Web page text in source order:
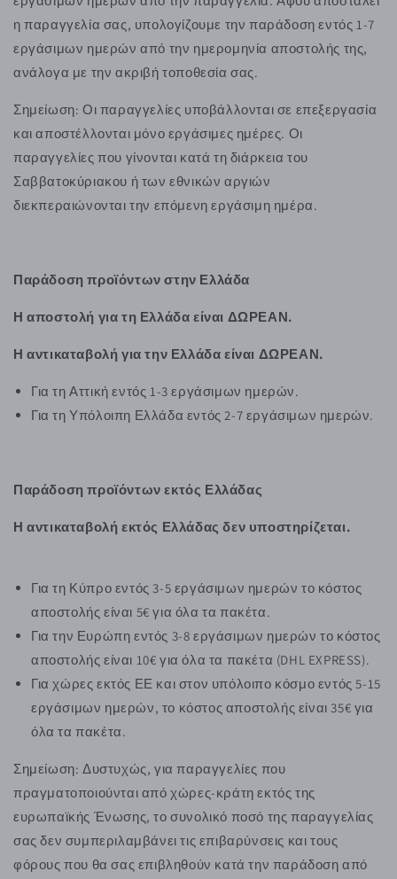
η παραγγελία σας, υπολογίζουμε την παράδοση εντός 1-7
εργάσιμων ημερών από την ημερομηνία αποστολής της,
ανάλογα με την ακριβή τοποθεσία σας.
Σημείωση: Οι παραγγελίες υποβάλλονται σε επεξεργασία
και αποστέλλονται μόνο εργάσιμες ημέρες. Οι
παραγγελίες που γίνονται κατά τη διάρκεια του
Σαββατοκύριακου ή των εθνικών αργιών
διεκπεραιώνονται την επόμενη εργάσιμη ημέρα.
Παράδοση προϊόντων στην Ελλάδα
Η αποστολή για τη Ελλάδα είναι ΔΩΡΕΑΝ.
Η αντικαταβολή για την Ελλάδα είναι ΔΩΡΕΑΝ.
Για τη Αττική εντός 1-3 εργάσιμων ημερών.
Για τη Υπόλοιπη Ελλάδα εντός 2-7 εργάσιμων ημερών.
Παράδοση προϊόντων εκτός Ελλάδας
Η αντικαταβολή εκτός Ελλάδας δεν υποστηρίζεται.
Για τη Κύπρο εντός 3-5 εργάσιμων ημερών το κόστος
αποστολής είναι 5€ για όλα τα πακέτα.
Για την Ευρώπη εντός 3-8 εργάσιμων ημερών το κόστος
αποστολής είναι 10€ για όλα τα πακέτα (DHL EXPRESS).
Για χώρες εκτός ΕΕ και στον υπόλοιπο κόσμο εντός 5-15
εργάσιμων ημερών, το κόστος αποστολής είναι 35€ για
όλα τα πακέτα.
Σημείωση: Δυστυχώς, για παραγγελίες που
πραγματοποιούνται από χώρες-κράτη εκτός της
ευρωπαϊκής Ένωσης, το συνολικό ποσό της παραγγελίας
σας δεν συμπεριλαμβάνει τις επιβαρύνσεις και τους
φόρους που θα σας επιβληθούν κατά την παράδοση από